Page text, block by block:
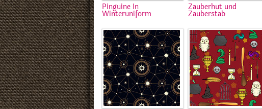
Pinguine In
Winteruniform
Zauberhut und
Zauberstab